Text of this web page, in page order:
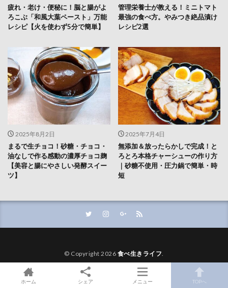
疲れ・老け・便秘に！脳と腸がよ
ろこぶ「和風大葉ペースト」万能
レシピ【火を使わず5分で簡単】
管理栄養士が教える！ミニトマト
最強の食べ方。やみつき絶品漬け
レシピ2選
2025年8月2日
まるで生チョコ！砂糖・チョコ・
油なしで作る感動の濃厚チョコ麹
【美容と腸にやさしい発酵スイー
ツ】
2025年7月4日
無添加＆放ったらかしで完成！と
ろとろ本格チャーシューの作り方
｜砂糖不使用・圧力鍋で簡単・時
短
© Copyright 2026 食べ生きライフ
ホーム シェア メニュー TOPへ